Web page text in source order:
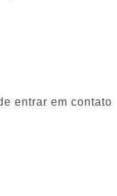
entrar em contato